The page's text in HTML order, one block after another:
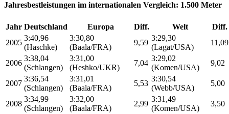
Jahresbestleistungen im internationalen Vergleich: 1.500 Meter
Jahr Deutschland Europa Diff. Welt
Diff.
2005
3:40,96
(Haschke)
3:30,80
(Baala/FRA)
9,59
3:29,30
(Lagat/USA)
11,09
2006
3:38,04
(Schlangen)
3:31,00
(Heshko/UKR)
7,04
3:29,02
(Komen/USA)
9,02
2007
3:36,54
(Schlangen)
3:31,01
(Baala/FRA)
5,53
3:30,54
(Webb/USA)
5,00
2008
3:34,99
(Schlangen)
3:32,00
(Baala/FRA)
2,99
3:31,49
(Komen/USA)
3,50